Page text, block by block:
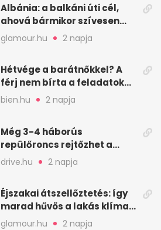
Albánia: a balkáni úti cél,
ahová bármikor szívesen
visszamennék
glamour.hu 2 napja
Hétvége a barátnőkkel? A
férj nem bírta a feladatokat,
a feleség levegőt kér
bien.hu 2 napja
Még 3-4 háborús
repülőroncs rejtőzhet a
Balaton mélyén
drive.hu 2 napja
Éjszakai átszellőztetés: így
marad hűvös a lakás klíma
nélkül
glamour.hu 2 napja